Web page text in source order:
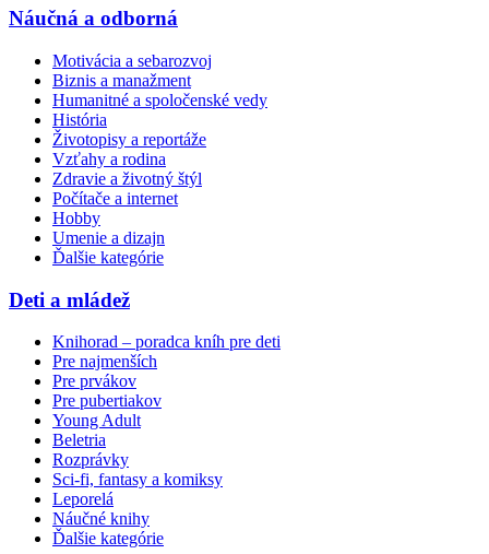
Náučná a odborná
Motivácia a sebarozvoj
Biznis a manažment
Humanitné a spoločenské vedy
História
Životopisy a reportáže
Vzťahy a rodina
Zdravie a životný štýl
Počítače a internet
Hobby
Umenie a dizajn
Ďalšie kategórie
Deti a mládež
Knihorad – poradca kníh pre deti
Pre najmenších
Pre prvákov
Pre pubertiakov
Young Adult
Beletria
Rozprávky
Sci-fi, fantasy a komiksy
Leporelá
Náučné knihy
Ďalšie kategórie